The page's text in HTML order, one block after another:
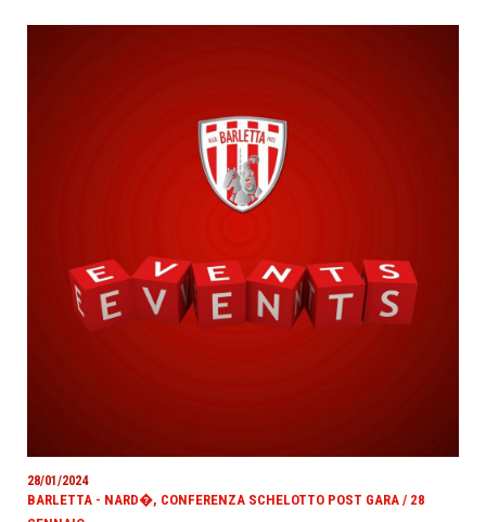
28/01/2024
BARLETTA - NARD�, CONFERENZA SCHELOTTO POST GARA / 28